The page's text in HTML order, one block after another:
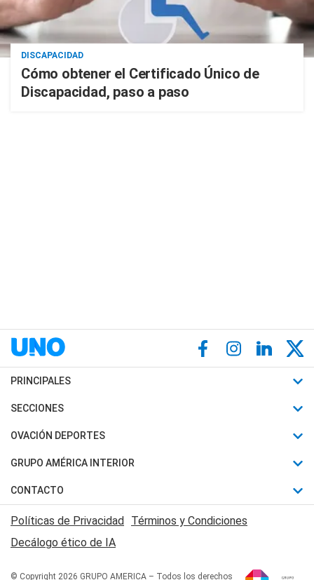
DISCAPACIDAD
Cómo obtener el Certificado Único de
Discapacidad, paso a paso
PRINCIPALES
Últimas Noticias
Política
Judiciales
Economia
SECCIONES
Horóscopo
Motores
Trucos caseros
Series y Películas
Edictos y Solicitadas
OVACIÓN DEPORTES
Fútbol
Mundial
Automovilismo
Rugby
Básquet
GRUPO AMÉRICA INTERIOR
Canal 7 en Vivo
CONTACTO
Acerca de Nosotros
Contactanos
Políticas de Privacidad Términos y Condiciones
Decálogo ético de IA
© Copyright 2026 GRUPO AMERICA – Todos los derechos